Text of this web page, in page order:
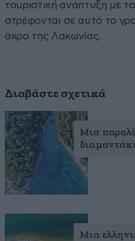
τουριστική ανάπτυξη με
στρέφονται σε αυτό το
άκρο της Λακωνίας.
Διαβάστε σχετικά
Μια
Μια